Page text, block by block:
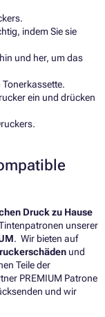
indem Sie sie
und her, um das
Tonerkassette.
ein und drücken
Druck zu Hause
unserer
. Wir bieten auf
und
Teile der
PREMIUM Patrone
und wir